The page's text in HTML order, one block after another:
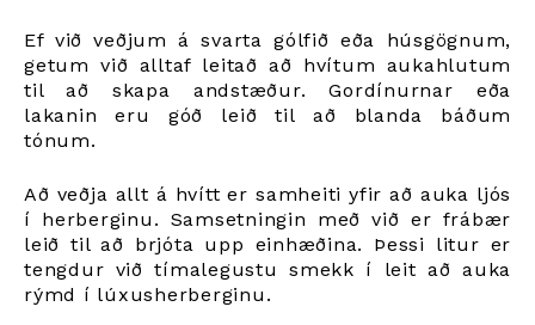
Ef við veðjum á svarta gólfið eða húsgögnum,
getum við alltaf leitað að hvítum aukahlutum
til að skapa andstæður. Gordínurnar eða
lakanin eru góð leið til að blanda báðum
tónum.
Að veðja allt á hvítt er samheiti yfir að auka ljós
í herberginu. Samsetningin með við er frábær
leið til að brjóta upp einhæðina. Þessi litur er
tengdur við tímalegustu smekk í leit að auka
rýmd í lúxusherberginu.